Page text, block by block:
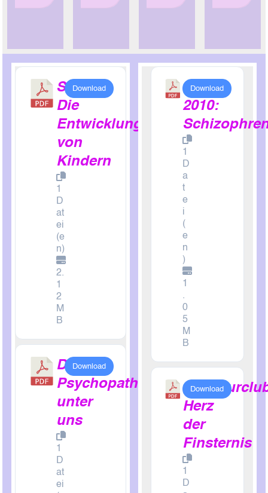
Siegler:
Die
Entwicklung
von
Kindern
1
D
at
ei
(e
n)
2.
1
2
M
B
Download
Die
Psychopathen
unter
uns
1
D
at
ei
Download
RKI
2010:
1
D
a
t
e
i
(
e
n
)
1
.
0
5
M
B
Download
Herz
der
Finsternis
1
D
Download